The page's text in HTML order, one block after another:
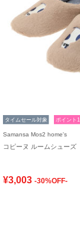
タイムセール対象 ポイント
Samansa Mos2 home's
コピーヌ ルームシューズ
¥3,003 -30%OFF-